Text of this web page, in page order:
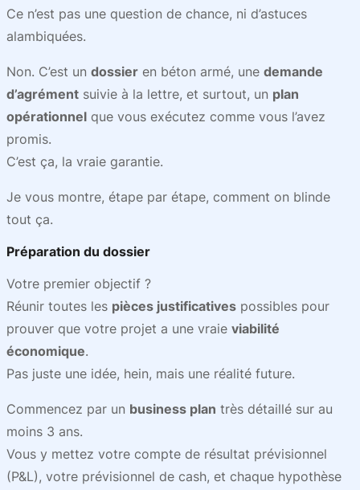
Ce n’est pas une question de chance, ni d’astuces
alambiquées.
Non. C’est un dossier en béton armé, une demande
d’agrément suivie à la lettre, et surtout, un plan
opérationnel que vous exécutez comme vous l’avez
promis.
C’est ça, la vraie garantie.
Je vous montre, étape par étape, comment on blinde
tout ça.
Préparation du dossier
Votre premier objectif ?
Réunir toutes les pièces justificatives possibles pour
prouver que votre projet a une vraie viabilité
économique.
Pas juste une idée, hein, mais une réalité future.
Commencez par un business plan très détaillé sur au
moins 3 ans.
Vous y mettez votre compte de résultat prévisionnel
(P&L), votre prévisionnel de cash, et chaque hypothèse